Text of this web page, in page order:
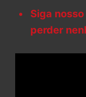
Siga
perder